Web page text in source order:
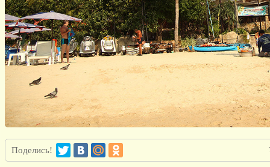
Поделись!